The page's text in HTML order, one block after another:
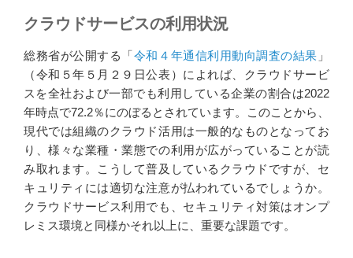
クラウドサービスの利用状況
総務省が公開する「令和４年通信利用動向調査の結果 」
（令和５年５月２９日公表）によれば、クラウドサービ
スを全社および一部でも利用している企業の割合は2022
年時点で72.2％にのぼるとされています。このことから、
現代では組織のクラウド活用は一般的なものとなってお
り、様々な業種・業態での利用が広がっていることが読
み取れます。こうして普及しているクラウドですが、セ
キュリティには適切な注意が払われているでしょうか。
クラウドサービス利用でも、セキュリティ対策はオンプ
レミス環境と同様かそれ以上に、重要な課題です。